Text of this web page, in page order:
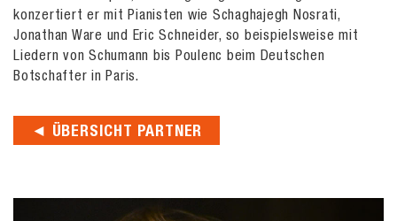
konzertiert er mit Pianisten wie Schaghajegh Nosrati,
Jonathan Ware und Eric Schneider, so beispielsweise mit
Liedern von Schumann bis Poulenc beim Deutschen
Botschafter in Paris.
◄ ÜBERSICHT PARTNER